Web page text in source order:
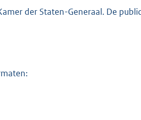
der Staten-Generaal. De